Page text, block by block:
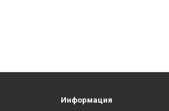
Информация